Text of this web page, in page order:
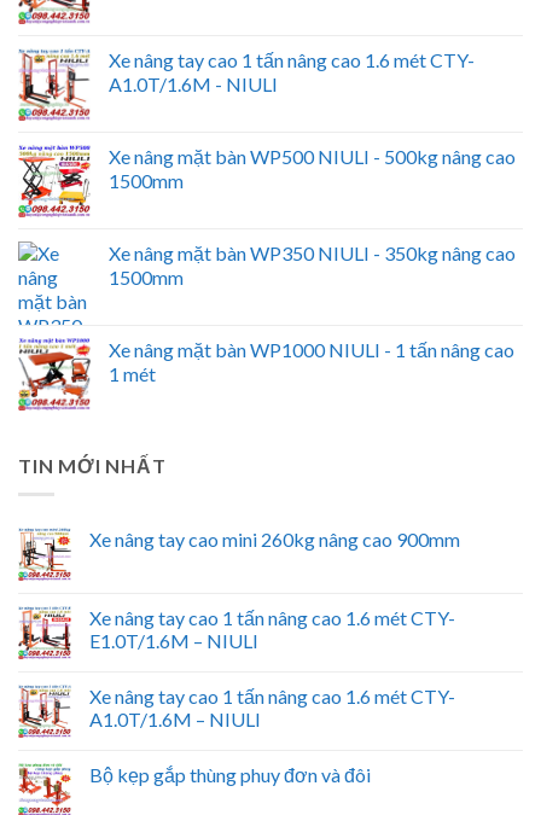
Xe nâng tay cao 1 tấn nâng cao 1.6 mét CTY-
A1.0T/1.6M - NIULI
Xe nâng mặt bàn WP500 NIULI - 500kg nâng cao
1500mm
Xe nâng mặt bàn WP350 NIULI - 350kg nâng cao
1500mm
Xe nâng mặt bàn WP1000 NIULI - 1 tấn nâng cao
1 mét
TIN MỚI NHẤT
Xe nâng tay cao mini 260kg nâng cao 900mm
Xe nâng tay cao 1 tấn nâng cao 1.6 mét CTY-
E1.0T/1.6M – NIULI
Xe nâng tay cao 1 tấn nâng cao 1.6 mét CTY-
A1.0T/1.6M – NIULI
Bộ kẹp gắp thùng phuy đơn và đôi